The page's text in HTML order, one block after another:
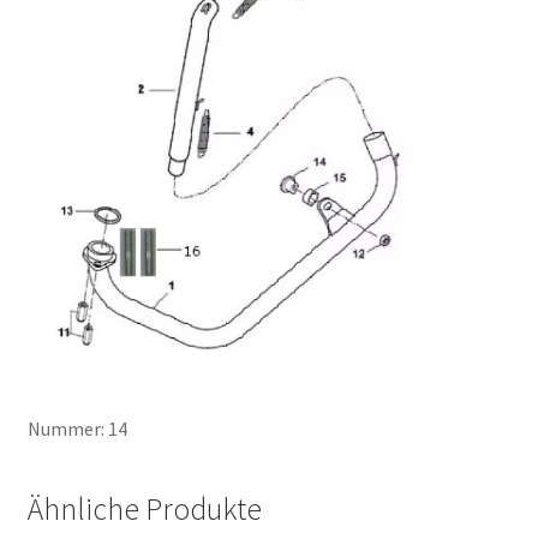
Nummer: 14
Ähnliche Produkte